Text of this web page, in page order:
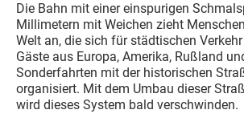
Die Bahn mit einer einspurigen
Millimetern mit Weichen zieht
Welt an, die sich für städtischen
Gäste aus Europa, Amerika, Rußland
Sonderfahrten mit der historischen
organisiert. Mit dem Umbau dieser
wird dieses System bald verschwinden.